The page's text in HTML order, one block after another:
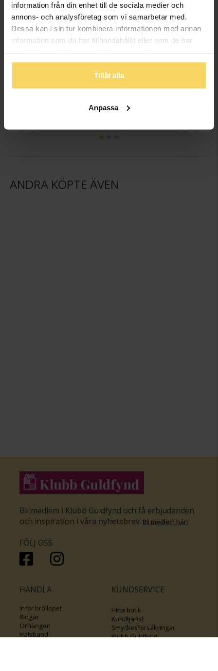
information från din enhet till de sociala medier och
annons- och analysföretag som vi samarbetar med.
Dessa kan i sin tur kombinera informationen med annan
information som du har tillhandahållit eller som de har
Tillåt alla
Anpassa
ANDRA KÖPTE ÄVEN
Bli medlem i Klubb Guldfynd och få erbjudanden
och inspiration i våra nyhetsbrev. Bli medlem här!
FÖLJ OSS
HANDLA
Inför bröllopet
Ringar
Örhängen
Halsband
KUNDSERVICE
Hitta butik
Kundtjänst
Smyckesförsäkringar
Klubb Guldfynd